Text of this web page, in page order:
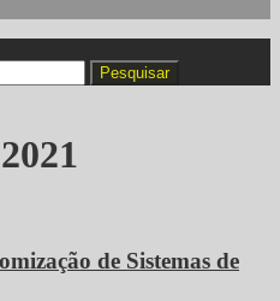
de Sistemas de